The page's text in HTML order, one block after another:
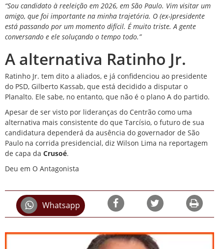
“Sou candidato à reeleição em 2026, em São Paulo. Vim visitar um
amigo, que foi importante na minha trajetória. O (ex-)presidente
está passando por um momento difícil. É muito triste. A gente
conversando e ele soluçando o tempo todo.”
A alternativa Ratinho Jr.
Ratinho Jr. tem dito a aliados, e já confidenciou ao presidente
do PSD, Gilberto Kassab, que está decidido a disputar o
Planalto. Ele sabe, no entanto, que não é o plano A do partido.
Apesar de ser visto por lideranças do Centrão como uma
alternativa mais consistente do que Tarcísio, o futuro de sua
candidatura dependerá da ausência do governador de São
Paulo na corrida presidencial, diz Wilson Lima na reportagem
de capa da Crusoé.
Deu em O Antagonista
Whatsapp